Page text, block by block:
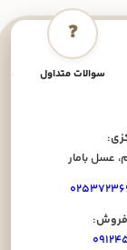
❓
سوالات متداول
عسل بامار